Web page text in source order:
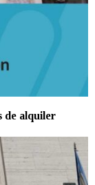
de alquiler